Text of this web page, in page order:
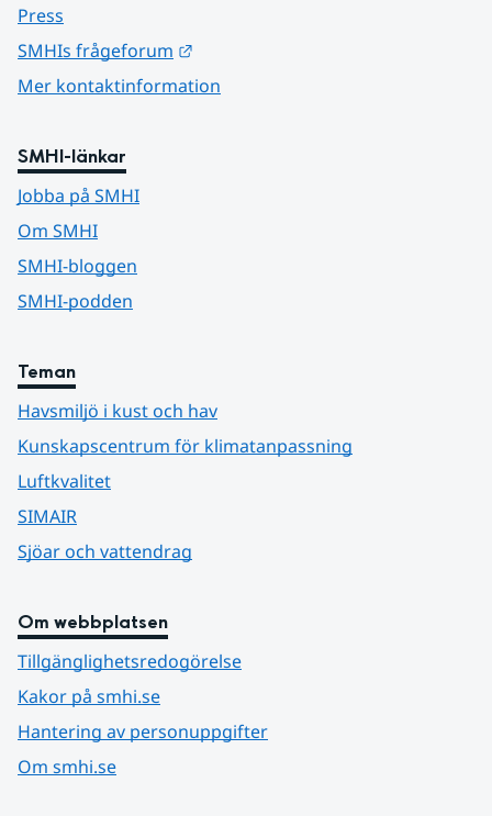
Press
SMHIs frågeforum
Mer kontaktinformation
SMHI-länkar
Jobba på SMHI
Om SMHI
SMHI-bloggen
SMHI-podden
Teman
Havsmiljö i kust och hav
Kunskapscentrum för klimatanpassning
Luftkvalitet
SIMAIR
Sjöar och vattendrag
Om webbplatsen
Tillgänglighetsredogörelse
Kakor på smhi.se
Hantering av personuppgifter
Om smhi.se